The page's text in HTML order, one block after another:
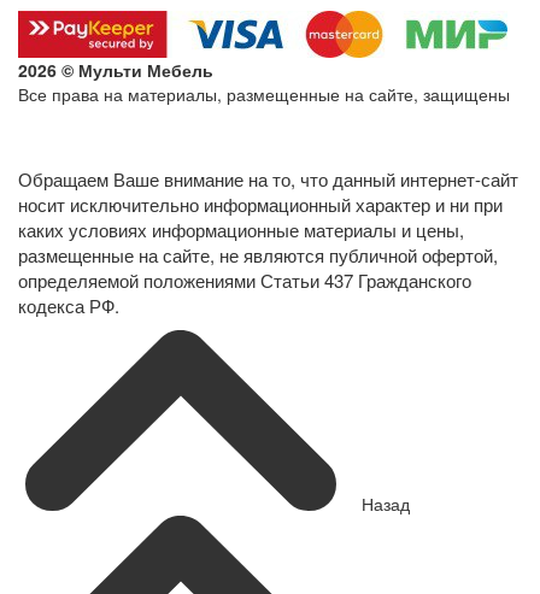
2026 © Мульти Мебель
Все права на материалы, размещенные на сайте, защищены
Обращаем Ваше внимание на то, что данный интернет-сайт
носит исключительно информационный характер и ни при
каких условиях информационные материалы и цены,
размещенные на сайте, не являются публичной офертой,
определяемой положениями Статьи 437 Гражданского
кодекса РФ.
Назад